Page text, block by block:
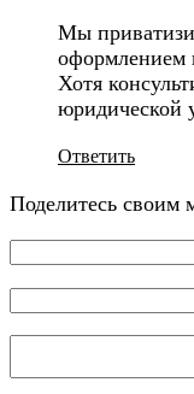
Мы
оформлением
Хотя
юридической
Ответить
Поделитесь своим